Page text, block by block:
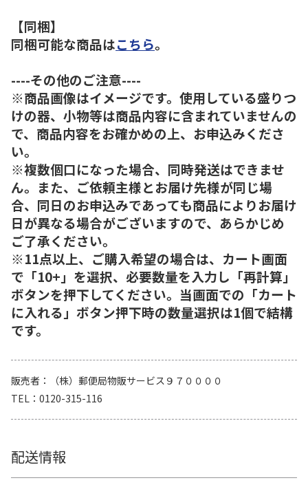
【同梱】
同梱可能な商品はこちら。
----その他のご注意----
※商品画像はイメージです。使用している盛りつ
けの器、小物等は商品内容に含まれていませんの
で、商品内容をお確かめの上、お申込みくださ
い。
※複数個口になった場合、同時発送はできませ
ん。また、ご依頼主様とお届け先様が同じ場
合、同日のお申込みであっても商品によりお届け
日が異なる場合がございますので、あらかじめ
ご了承ください。
※11点以上、ご購入希望の場合は、カート画面
で「10+」を選択、必要数量を入力し「再計算」
ボタンを押下してください。当画面での「カート
に入れる」ボタン押下時の数量選択は1個で結構
です。
販売者
（株）郵便局物販サービス９７００００
TEL
0120-315-116
配送情報